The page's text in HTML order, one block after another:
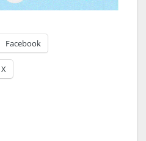
Facebook
X